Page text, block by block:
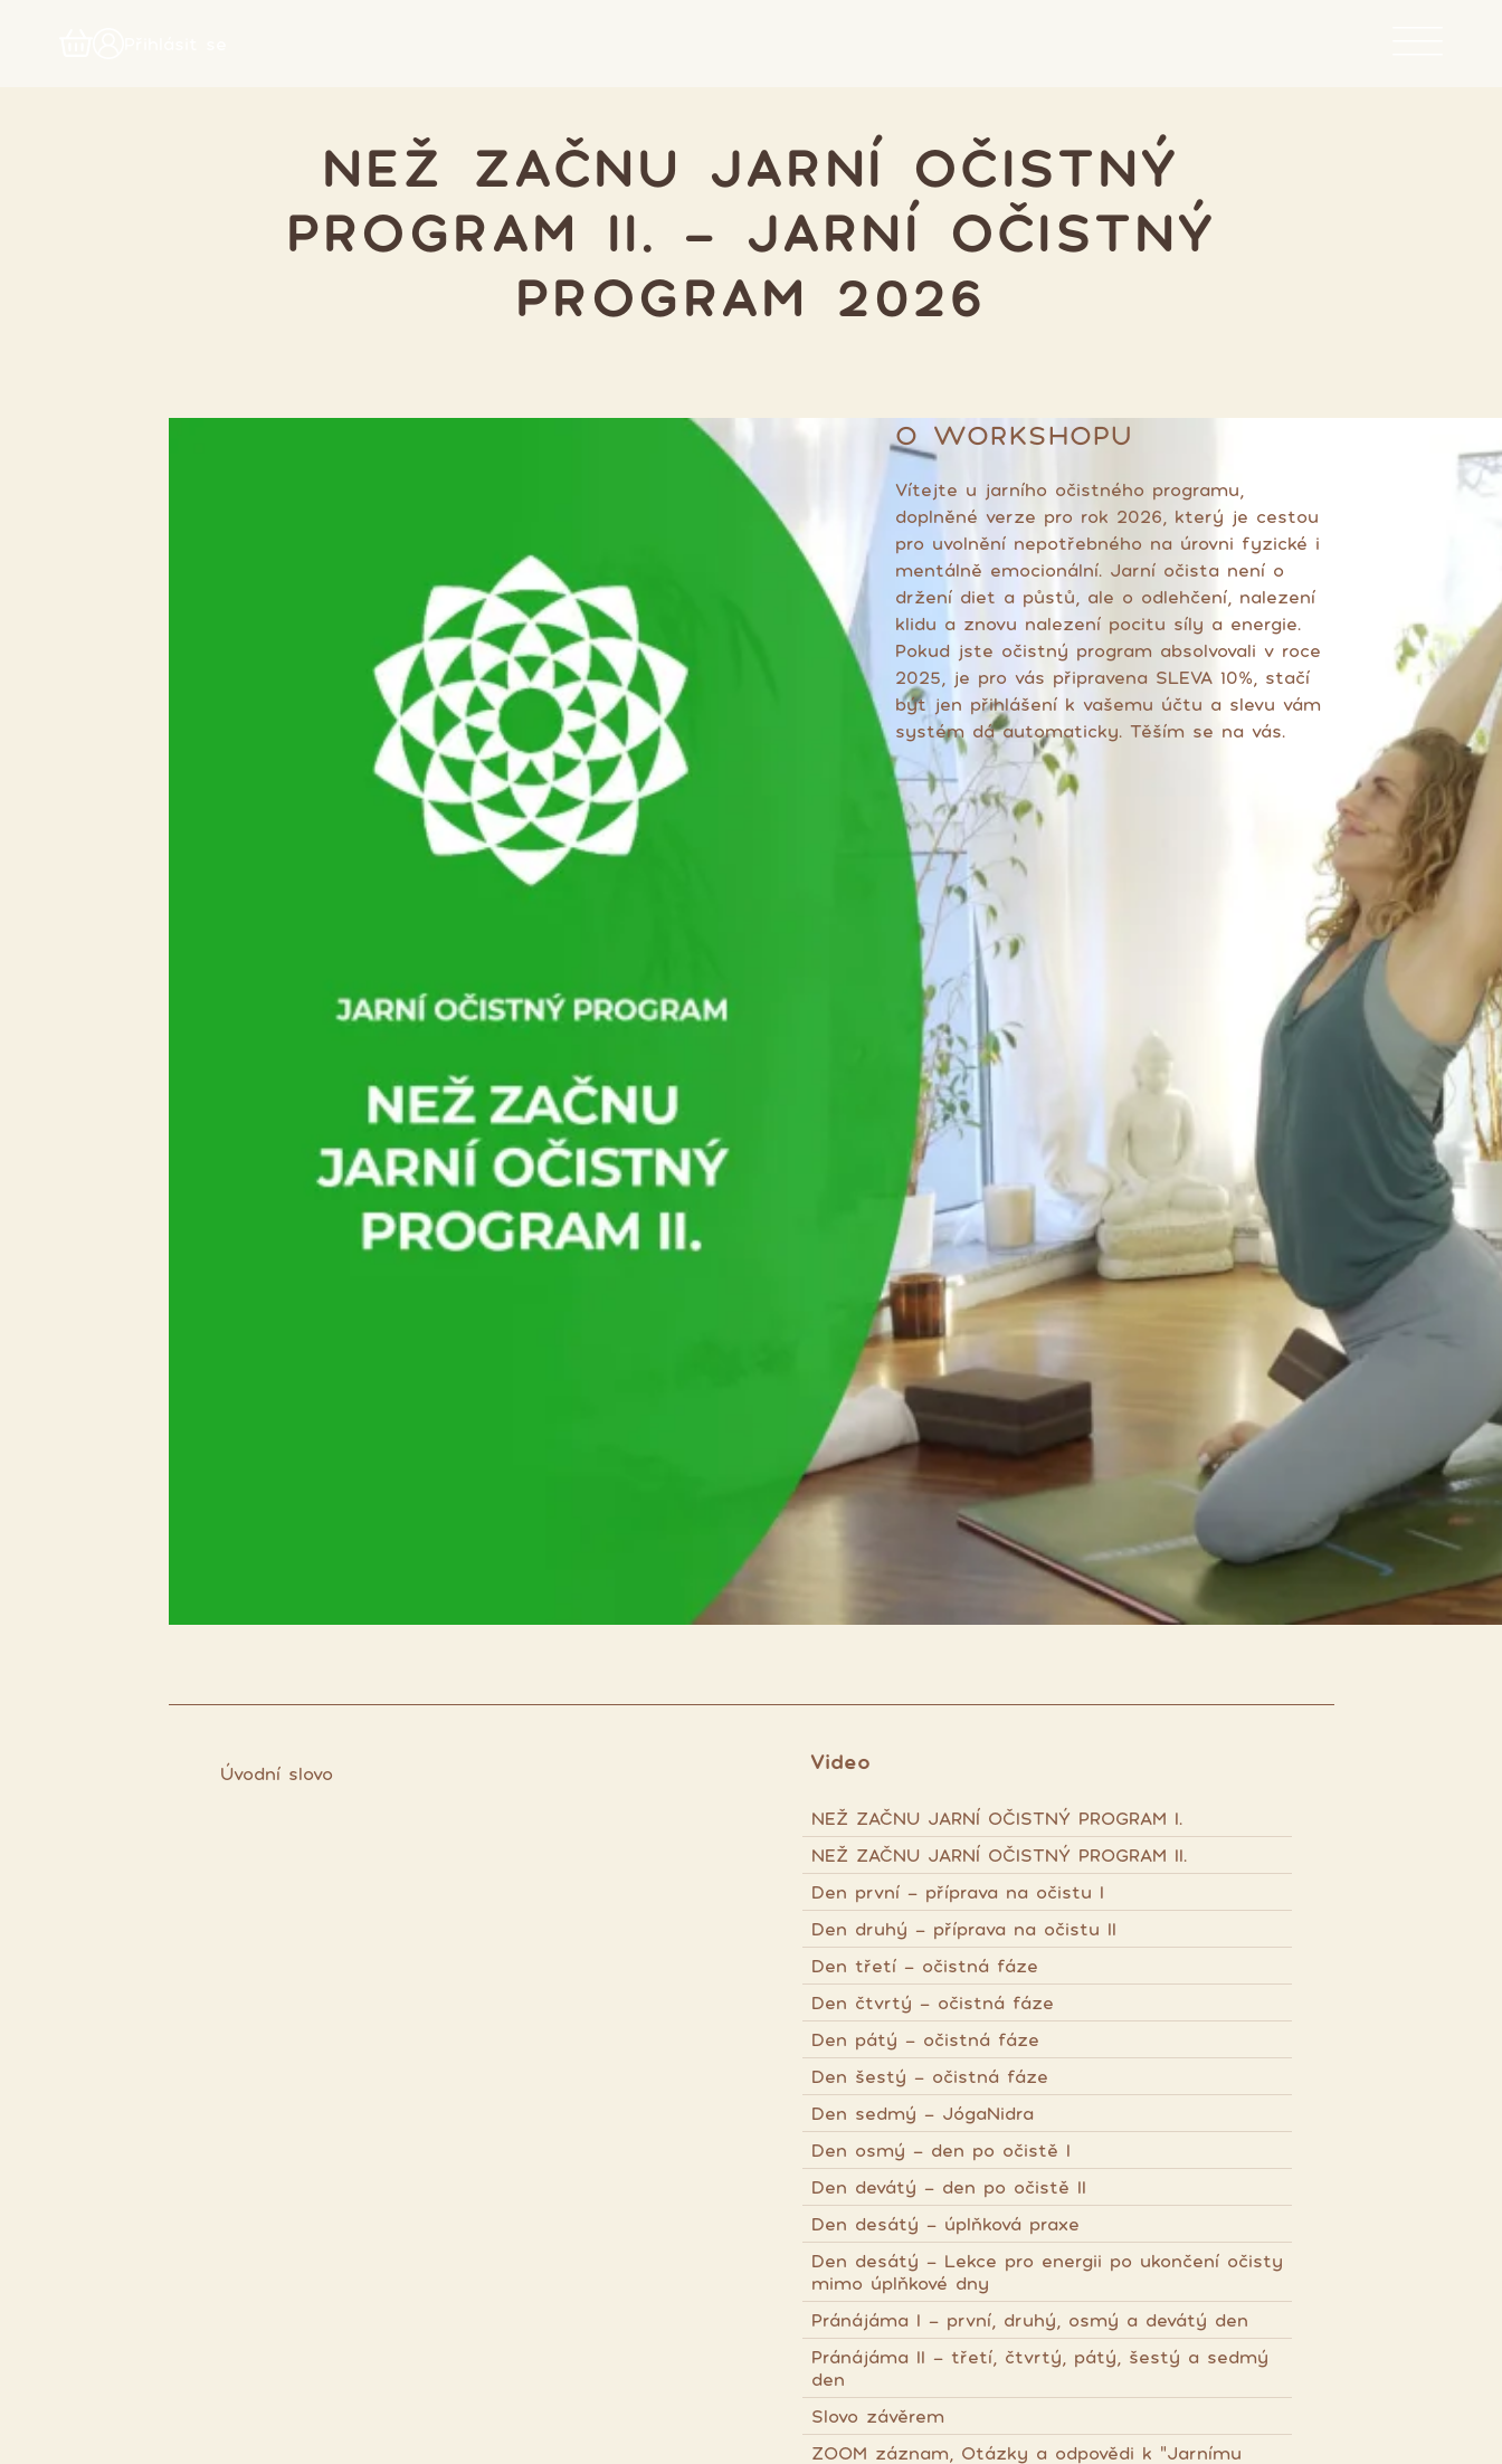
NEŽ ZAČNU JARNÍ OČISTNÝ
PROGRAM II. - JARNÍ OČISTNÝ
PROGRAM 2026
O WORKSHOPU
Vítejte u jarního očistného programu,
doplněné verze pro rok 2026, který je cestou
pro uvolnění nepotřebného na úrovni fyzické i
mentálně emocionální. Jarní očista není o
držení diet a půstů, ale o odlehčení, nalezení
klidu a znovu nalezení pocitu síly a energie.
Pokud jste očistný program absolvovali v roce
2025, je pro vás připravena SLEVA 10%, stačí
být jen přihlášení k vašemu účtu a slevu vám
systém dá automaticky. Těším se na vás.
Úvodní slovo Video
NEŽ ZAČNU JARNÍ OČISTNÝ PROGRAM I.
NEŽ ZAČNU JARNÍ OČISTNÝ PROGRAM II.
Den první - příprava na očistu I
Den druhý - příprava na očistu II
Den třetí - očistná fáze
Den čtvrtý - očistná fáze
Den pátý - očistná fáze
Den šestý - očistná fáze
Den sedmý - JógaNidra
Den osmý - den po očistě I
Den devátý - den po očistě II
Den desátý - úplňková praxe
Den desátý - Lekce pro energii po ukončení očisty
mimo úplňkové dny
Pránájáma I - první, druhý, osmý a devátý den
Pránájáma II - třetí, čtvrtý, pátý, šestý a sedmý
den
Slovo závěrem
ZOOM záznam, Otázky a odpovědi k "Jarnímu